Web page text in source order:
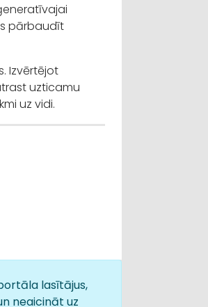
pārbaudīt
Izvērtējot
uzticamu
uz vidi.
lasītājus,
neaicināt uz